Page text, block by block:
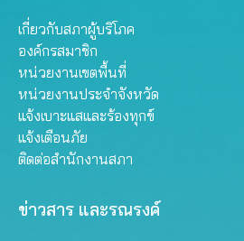
เกี่ยวกับสภาผู้บริโภค
องค์กรสมาชิก
หน่วยงานเขตพื้นที่
หน่วยงานประจำจังหวัด
แจ้งเบาะแสและร้องทุกข์
แจ้งเตือนภัย
ติดต่อสำนักงานสภา
ข่าวสาร และรณรงค์